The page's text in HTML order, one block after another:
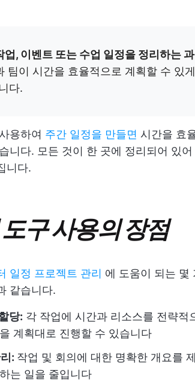
업, 이벤트 또는 수업 일정을 정리하는
팀이 시간을 효율적으로 계획할 수 있
다.
용하여 주간 일정을 만들면 시간을 효
니다. 모든 것이 한 곳에 정리되어 있
니다.
구 사용의 장점
일정 프로젝트 관리 에 도움이 되는 몇
같습니다.
당: 각 작업에 시간과 리소스를 전략적
계획대로 진행할 수 있습니다
: 작업 및 회의에 대한 명확한 개요를
는 일을 줄입니다